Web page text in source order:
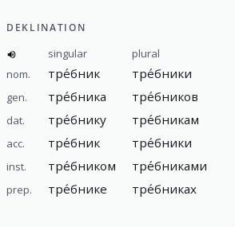
DEKLINATION
singular
plural
nom.
тре́бник тре́бники
gen. тре́бника тре́бников
dat. тре́бнику тре́бникам
acc. тре́бник тре́бники
inst. тре́бником тре́бниками
prep. тре́бнике тре́бниках